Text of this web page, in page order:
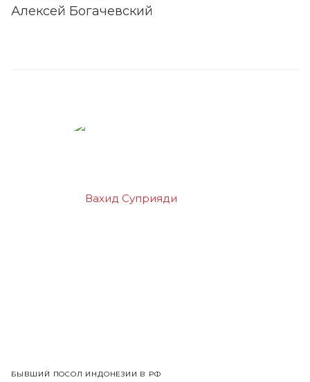
Алексей Богачевский
БЫВШИЙ ПОСОЛ ИНДОНЕЗИИ В РФ